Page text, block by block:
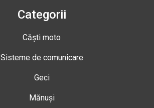
Categorii
Căști moto
Sisteme de comunicare
Geci
Mănuși